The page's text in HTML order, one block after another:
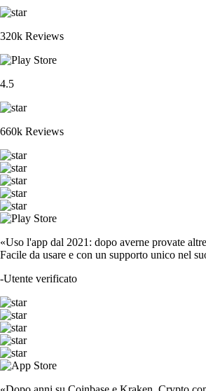
320k Reviews
4.5
660k Reviews
«Uso l'app dal 2021: dopo averne provate
Facile da usare e con un supporto unico nel
-Utente verificato